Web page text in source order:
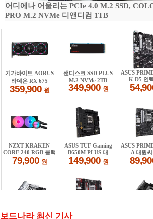
어디에나 어울리는 PCIe 4.0 M.2 SSD,
PRO M.2 NVMe 디앤디컴 1TB
보드나라 최신 기사